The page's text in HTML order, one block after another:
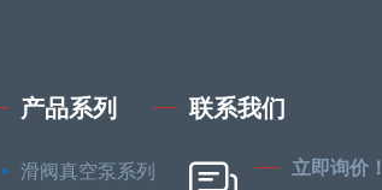
产品系列
滑阀真空泵系列
联系我们
立即询价！